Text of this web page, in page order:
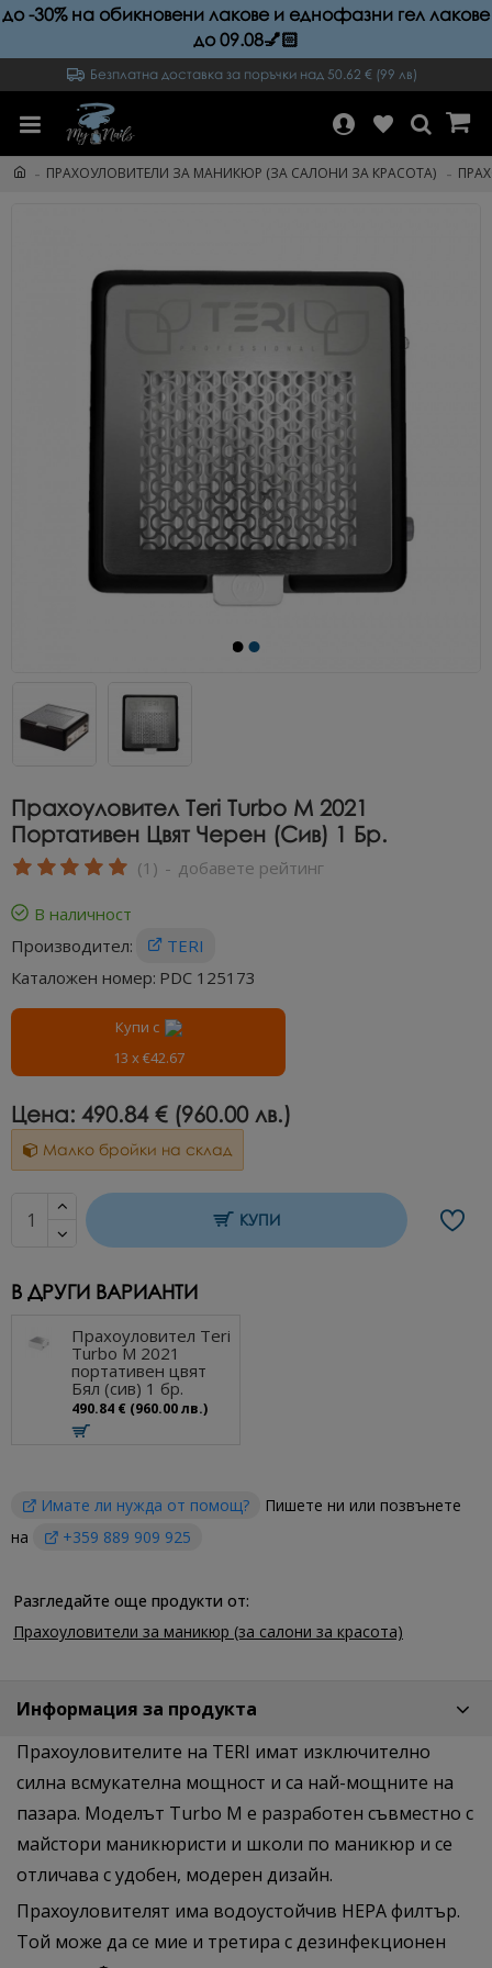
до -30% на обикновени лакове и еднофазни гел лакове
до 09.08💅🏻
Безплатна доставка за поръчки над 50.62 € (99 лв)
ПРАХОУЛОВИТЕЛИ ЗА МАНИКЮР (ЗА САЛОНИ ЗА КРАСОТА)
Прахоуловител Teri Turbo M 2021
Портативен Цвят Черен (сив) 1 Бр.
В наличност
Производител:
TERI
Каталожен номер: PDC 125173
(1) - добавете рейтинг
Цена: 490.84 € (960.00 лв.)
Малко бройки на склад
КУПИ
Купи с
13 x €42.67
В ДРУГИ ВАРИАНТИ
Прахоуловител Teri
Turbo M 2021
портативен цвят
Бял (сив) 1 бр.
490.84 € (960.00 лв.)
Имате ли нужда от помощ?
Пишете ни или позвънете
на
+359 889 909 925
Разгледайте още продукти от:
Прахоуловители за маникюр (за салони за красота)
Информация за продукта
Прахоуловителите на TERI имат изключително
силна всмукателна мощност и са най-мощните на
пазара. Моделът Turbo M е разработен съвместно с
майстори маникюристи и школи по маникюр и се
отличава с удобен, модерен дизайн.
Прахоуловителят има водоустойчив HEPA филтър.
Той може да се мие и третира с дезинфекционен